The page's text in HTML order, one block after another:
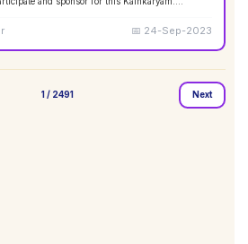
📅 24-Sep-2023
1 / 2491 Next